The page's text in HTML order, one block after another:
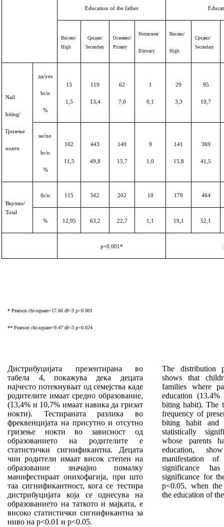
Education of the father
Високо/
High
Средно/
Secondary
Основно/
Primary
Неписмен/
Illiteracy
Високо/
High
Средно/
Secondary
Nail
biting/
Гризење
нокти
да/yes
br/n
%
13
1,5
119
13,4
62
7,0
1
0,1
29
3,3
95
10,7
не/no
br/n
%
102
11,5
443
49,8
140
15,7
9
1,0
141
15,8
369
41,5
Вкупно/
Total
бr/n 115 562 202 10 170 464
% 12,95 63,2 22,7 1,1 19,1 52,1
р=0.001 *
* Pearson chi-square=17.66 df=3 p=0.001
** Pearson chi-square=9.47 df=3 p=0.024
Дистрибуцијата презентирана во
табела 4, покажува дека децата
најчесто потекнуваат од семејства каде
родителите имаат средно образование,
(13,4% и 10,7% имаат навика да гризат
нокти). Тестираната разлика во
фреквенцијата на присутно и отсутно
гризење нокти во зависност од
образованието на родителите е
статистички сигнификантна. Децата
чии родители имаат висок степен на
образование значајно помалку
манифестираат онихофагија, при што
таа сигнификантност, кога се тестира
дистрибуцијата која се однесува на
образованието на таткото и мајката, е
високо статистички сигнификантна за
ниво на p<0.01 и p<0.05.
The distribution
shows that
families where
education
biting habit). The t
frequency of
biting habit and
statistically
whose parents
education,
manifestation of
significance
significance for
p<0.05, when
the education of